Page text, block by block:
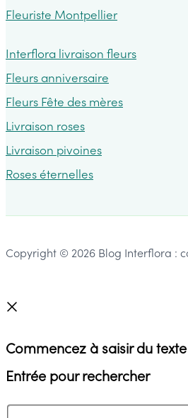
Fleuriste Montpellier
Interflora livraison fleurs
Fleurs anniversaire
Fleurs Fête des mères
Livraison roses
Livraison pivoines
Roses éternelles
Copyright © 2026 Blog Interflora :
Commencez à saisir du
Entrée pour rechercher